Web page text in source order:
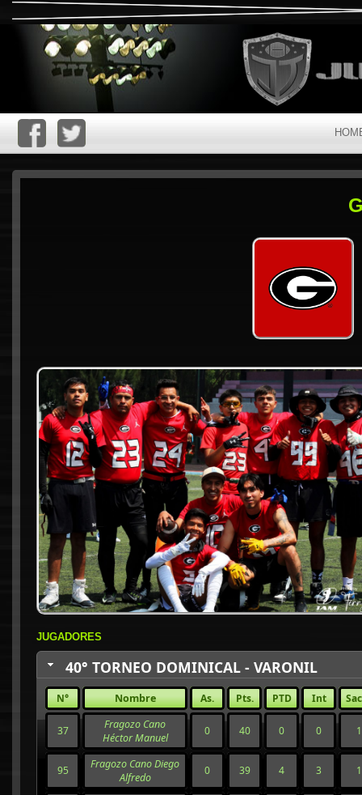
JUGADORES
40° TORNEO DOMINICAL - VARONIL
N° Nombre As. Pts. PTD Int
37
Fragozo Cano
Héctor Manuel
0 40 0 0 1
95
Fragozo Cano Diego
Alfredo
0 39 4 3 1